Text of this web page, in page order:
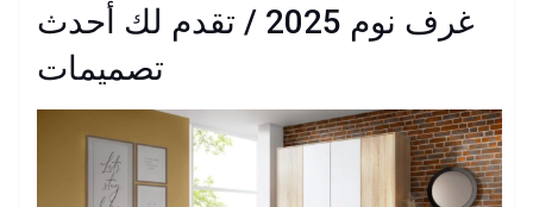
غرف نوم 2025 / تقدم لك أحدث
تصميمات